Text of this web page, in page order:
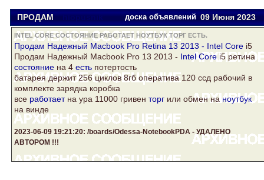
ПРОДАМ hlopusnik доска объявлений 09 Июня 2023
INTEL CORE СОСТОЯНИЕ РАБОТАЕТ НОУТБУК ТОРГ ЕСТЬ.
Продам Надежный Macbook Pro Retina 13 2013 - Intel Core i5
Продам Надежный Macbook Pro 13 2013 - Intel Corei5 ретина
состояние на 4 есть потертость
батарея держит 256 циклов 8гб оператива 120 ссд рабочий в
комплекте зарядка коробка
все работаетна ура 11000 гривен торг или обмен наноутбук
на винде
2023-06-09 19:21:20: /boards/Odessa-NotebookPDA - УДАЛЕНО
АВТОРОМ !!!